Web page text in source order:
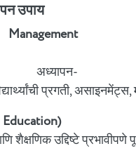
उपाय
प्रगती,
शैक्षणिक उद्दिष्टे